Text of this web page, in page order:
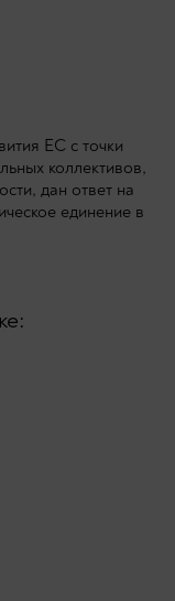
ЕС с точки
коллективов,
дан ответ на
единение в